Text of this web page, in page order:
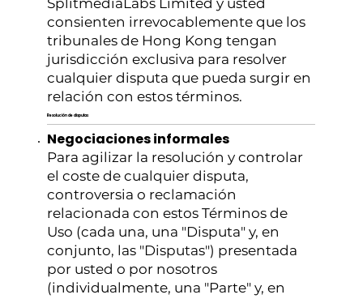
consienten irrevocablemente que los
tribunales de Hong Kong tengan
jurisdicción exclusiva para resolver
cualquier disputa que pueda surgir en
relación con estos términos.
Resolución de disputas
Negociaciones informales
Para agilizar la resolución y controlar
el coste de cualquier disputa,
controversia o reclamación
relacionada con estos Términos de
Uso (cada una, una "Disputa" y, en
conjunto, las "Disputas") presentada
por usted o por nosotros
(individualmente, una "Parte" y, en